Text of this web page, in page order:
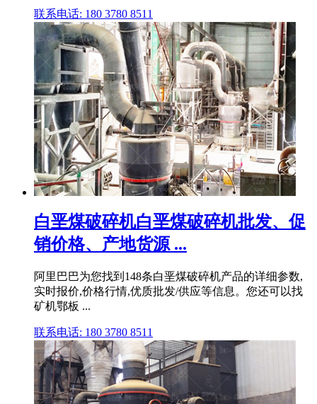
联系电话: 180 3780 8511
白垩煤破碎机白垩煤破碎机批发、促
销价格、产地货源 ...
阿里巴巴为您找到148条白垩煤破碎机产品的详细参数,
实时报价,价格行情,优质批发/供应等信息。您还可以找
矿机鄂板 ...
联系电话: 180 3780 8511